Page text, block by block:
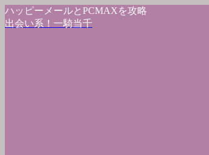
ハッピーメールとPCMAXを攻略
出会い系！一騎当千